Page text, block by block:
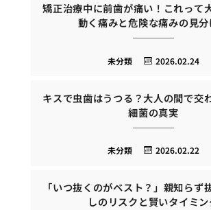
矯正治療中に前歯が痛い！これって
動く痛みと危険な痛みの見
2026.02.24
未分類
キスで虫歯はうつる？大人の間で交
細菌の真実
2026.02.22
未分類
「いつ抜くのがベスト？」親知らず
しのリスクと賢いタイミ